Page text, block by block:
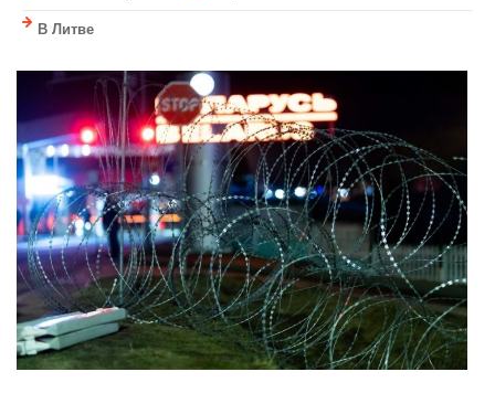
В Литве